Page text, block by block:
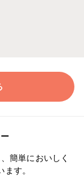
簡単においしく
す。